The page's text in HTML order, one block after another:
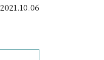
2021.10.06